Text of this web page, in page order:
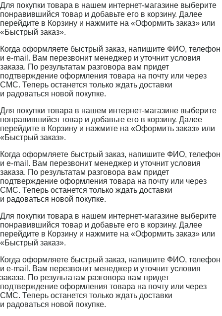
Для покупки товара в нашем интернет-магазине выберите
понравившийся товар и добавьте его в корзину. Далее
перейдите в Корзину и нажмите на «Оформить заказ» или
«Быстрый заказ».
Когда оформляете быстрый заказ, напишите ФИО, телефон
и e-mail. Вам перезвонит менеджер и уточнит условия
заказа. По результатам разговора вам придет
подтверждение оформления товара на почту или через
СМС. Теперь останется только ждать доставки
и радоваться новой покупке.
Для покупки товара в нашем интернет-магазине выберите
понравившийся товар и добавьте его в корзину. Далее
перейдите в Корзину и нажмите на «Оформить заказ» или
«Быстрый заказ».
Когда оформляете быстрый заказ, напишите ФИО, телефон
и e-mail. Вам перезвонит менеджер и уточнит условия
заказа. По результатам разговора вам придет
подтверждение оформления товара на почту или через
СМС. Теперь останется только ждать доставки
и радоваться новой покупке.
Для покупки товара в нашем интернет-магазине выберите
понравившийся товар и добавьте его в корзину. Далее
перейдите в Корзину и нажмите на «Оформить заказ» или
«Быстрый заказ».
Когда оформляете быстрый заказ, напишите ФИО, телефон
и e-mail. Вам перезвонит менеджер и уточнит условия
заказа. По результатам разговора вам придет
подтверждение оформления товара на почту или через
СМС. Теперь останется только ждать доставки
и радоваться новой покупке.